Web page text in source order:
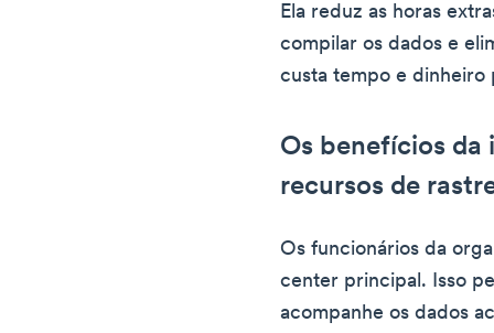
Ela reduz as horas
compilar os dados e
custa tempo e dinheiro
Os benefícios da
recursos de
Os funcionários da
center principal. Isso
acompanhe os dados